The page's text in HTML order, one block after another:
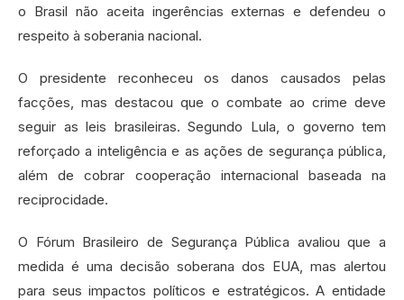
o Brasil não aceita ingerências externas e defendeu o
respeito à soberania nacional.
O presidente reconheceu os danos causados pelas
facções, mas destacou que o combate ao crime deve
seguir as leis brasileiras. Segundo Lula, o governo tem
reforçado a inteligência e as ações de segurança pública,
além de cobrar cooperação internacional baseada na
reciprocidade.
O Fórum Brasileiro de Segurança Pública avaliou que a
medida é uma decisão soberana dos EUA, mas alertou
para seus impactos políticos e estratégicos. A entidade